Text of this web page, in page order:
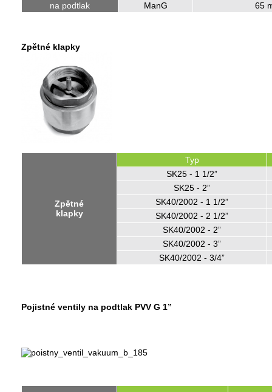
na podtlak
ManG 65
Zpětné klapky
Zpětné
klapky
Typ
SK25 - 1 1/2”
SK25 - 2”
SK40/2002 - 1 1/2”
SK40/2002 - 2 1/2”
SK40/2002 - 2”
SK40/2002 - 3”
SK40/2002 - 3/4”
Pojistné ventily na podtlak PVV G 1”